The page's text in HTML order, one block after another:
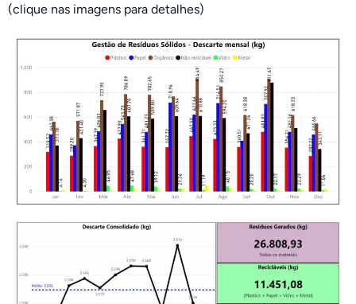
(clique nas imagens para detalhes)